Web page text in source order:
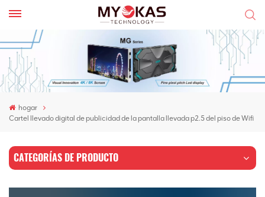
hogar
Cartel llevado digital de publicidad de la pantalla llevada p2.5 del piso de Wifi
CATEGORÍAS DE PRODUCTO